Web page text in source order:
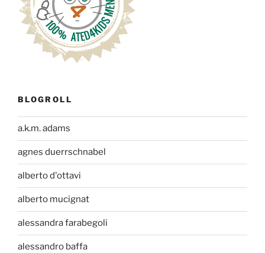
BLOGROLL
a.k.m. adams
agnes duerrschnabel
alberto d'ottavi
alberto mucignat
alessandra farabegoli
alessandro baffa